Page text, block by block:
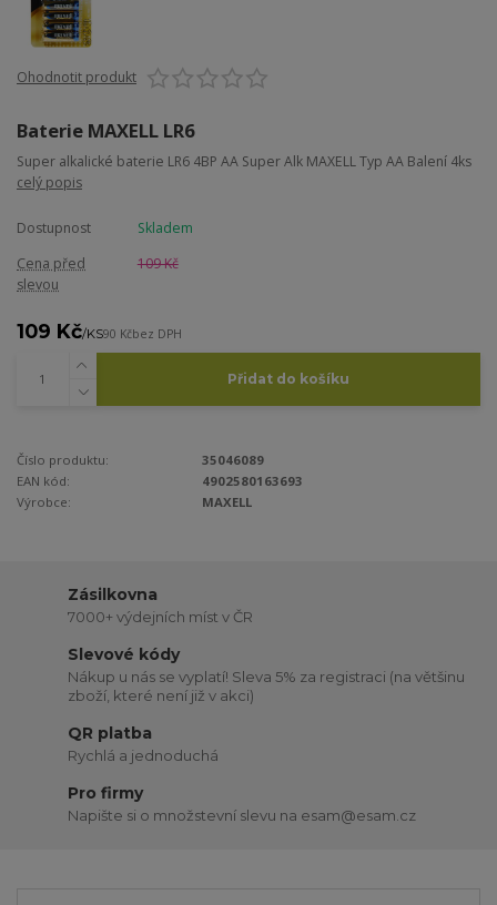
Ohodnotit produkt
Baterie MAXELL LR6
Super alkalické baterie LR6 4BP AA Super Alk MAXELL Typ AA Balení 4ks
celý popis
Dostupnost
Skladem
Cena před
slevou
109 Kč
109 Kč/KS90 Kčbez DPH
Přidat do košíku
Číslo produktu:
35046089
EAN kód:
4902580163693
Výrobce:
MAXELL
Zásilkovna
7000+ výdejních míst v ČR
Slevové kódy
Nákup u nás se vyplatí! Sleva 5% za registraci (na většinu
zboží, které není již v akci)
QR platba
Rychlá a jednoduchá
Pro firmy
Napište si o množstevní slevu na esam@esam.cz